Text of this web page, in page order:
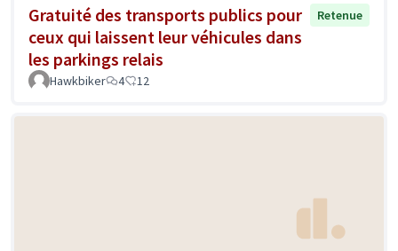
Gratuité des transports publics pour
ceux qui laissent leur véhicules dans
les parkings relais
Retenue
Hawkbiker 4 12